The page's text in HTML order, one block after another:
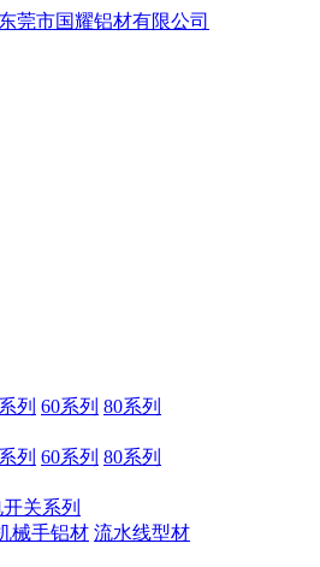
列 60系列 80系列
列 60系列 80系列
关系列
械手铝材 流水线型材